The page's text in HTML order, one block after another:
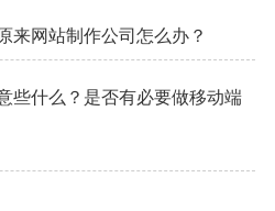
来网站制作公司怎么办？
些什么？是否有必要做移动端